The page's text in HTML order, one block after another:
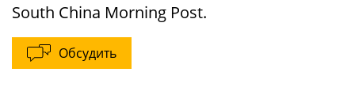
South China Morning Post.
Обсудить